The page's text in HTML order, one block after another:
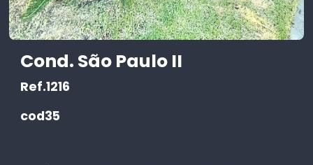
Cond. São Paulo II
Ref.1216
cod35